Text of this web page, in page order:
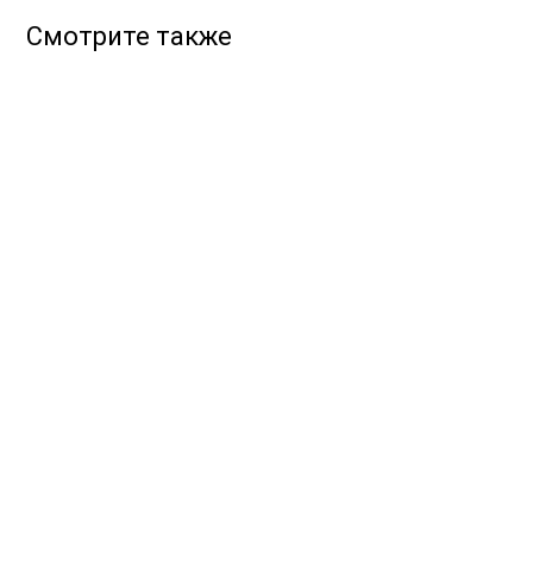
Смотрите также